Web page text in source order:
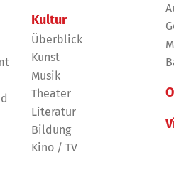
Kultur
Überblick
Kunst
Musik
Theater
Literatur
Bildung
Kino / TV